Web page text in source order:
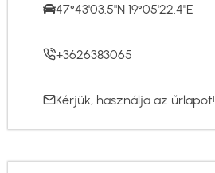
47°43'03.5"N 19°05'22.4"E
+3626383065
Kérjük, használja az űrlapot!